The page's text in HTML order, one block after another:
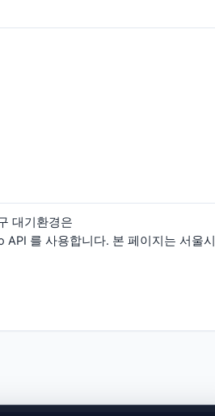
대기환경은
를 사용합니다. 본 페이지는 서울시